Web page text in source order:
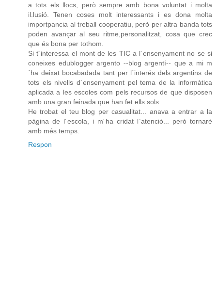
a tots els llocs, però sempre amb bona voluntat i molta
il.lusió. Tenen coses molt interessants i es dona molta
importpancia al treball cooperatiu, però per altra banda tots
poden avançar al seu ritme,personalitzat, cosa que crec
que és bona per tothom.
Si t´interessa el mont de les TIC a l´ensenyament no se si
coneixes edublogger argento --blog argentí-- que a mi m
´ha deixat bocabadada tant per l´interés dels argentins de
tots els nivells d´ensenyament pel tema de la informàtica
aplicada a les escoles com pels recursos de que disposen
amb una gran feinada que han fet ells sols.
He trobat el teu blog per casualitat... anava a entrar a la
pàgina de l´escola, i m´ha cridat l`atenció... però tornaré
amb més temps.
Respon